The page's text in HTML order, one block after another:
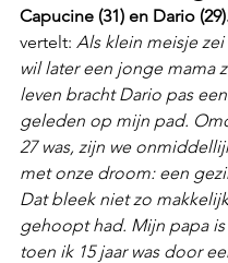
Capucine (31) en Dario
vertelt: Als klein meisje
wil later een jonge mama
leven bracht Dario pas
geleden op mijn pad.
27 was, zijn we
met onze droom: een
Dat bleek niet zo
gehoopt had. Mijn papa
toen ik 15 jaar was door